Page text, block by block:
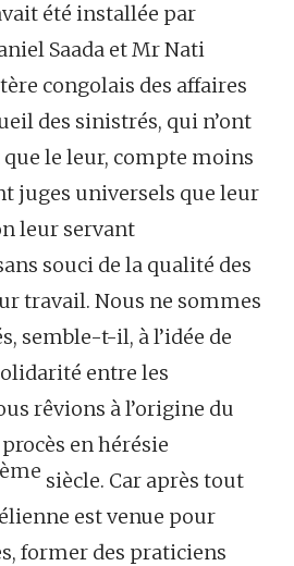
été installée par
Saada et Mr Nati
congolais des affaires
des sinistrés, qui n’ont
le leur, compte moins
juges universels que leur
leur servant
souci de la qualité des
travail. Nous ne sommes
semble-t-il, à l’idée de
entre les
rêvions à l’origine du
en hérésie
ème siècle. Car après tout
est venue pour
former des praticiens